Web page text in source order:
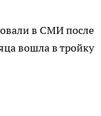
в СМИ после
вошла в тройку